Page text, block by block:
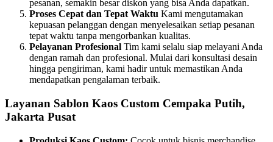
pesanan, semakin besar diskon yang bisa Anda dapatkan.
Proses Cepat dan Tepat Waktu Kami mengutamakan
kepuasan pelanggan dengan menyelesaikan setiap pesanan
tepat waktu tanpa mengorbankan kualitas.
Pelayanan Profesional Tim kami selalu siap melayani Anda
dengan ramah dan profesional. Mulai dari konsultasi desain
hingga pengiriman, kami hadir untuk memastikan Anda
mendapatkan pengalaman terbaik.
Layanan Sablon Kaos Custom Cempaka Putih,
Jakarta Pusat